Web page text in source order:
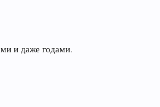
и даже годами.